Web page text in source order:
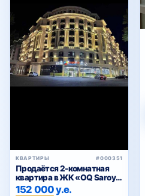
КВАРТИРЫ #000351
Продаётся 2-комнатная
квартира в ЖК «OQ Saroy
Deluxe»
152 000 у.е.